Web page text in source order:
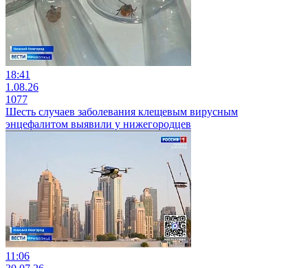
18:41
1.08.26
1077
Шесть случаев заболевания клещевым вирусным
энцефалитом выявили у нижегородцев
11:06